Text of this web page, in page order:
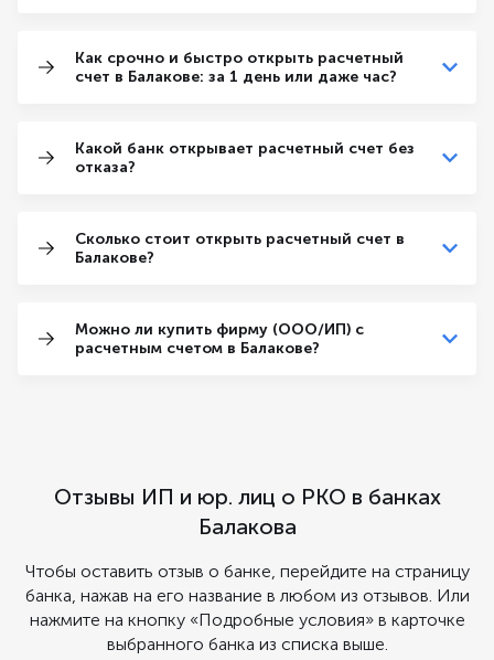
Как срочно и быстро открыть расчетный
счет в Балакове: за 1 день или даже час?
Какой банк открывает расчетный счет без
отказа?
Сколько стоит открыть расчетный счет в
Балакове?
Можно ли купить фирму (ООО/ИП) с
расчетным счетом в Балакове?
Отзывы ИП и юр. лиц о РКО в банках
Балакова
Чтобы оставить отзыв о банке, перейдите на страницу
банка, нажав на его название в любом из отзывов. Или
нажмите на кнопку «Подробные условия» в карточке
выбранного банка из списка выше.